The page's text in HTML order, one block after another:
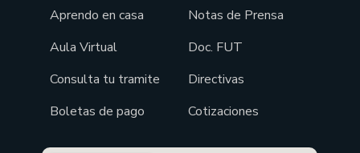
Aprendo en casa
Aula Virtual
Consulta tu tramite
Boletas de pago
Notas de Prensa
Doc. FUT
Directivas
Cotizaciones